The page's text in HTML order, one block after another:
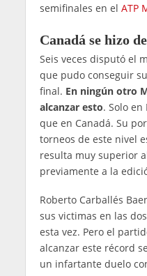
semifinales en el ATP
Canadá se hizo
Seis veces disputó el
que pudo conseguir
final. En ningún otro
alcanzar esto. Solo
que en Canadá. Su
torneos de este nivel
resulta muy superior
previamente a la
Roberto Carballés
sus victimas en las
esta vez. Pero el
alcanzar este récord
un infartante duelo